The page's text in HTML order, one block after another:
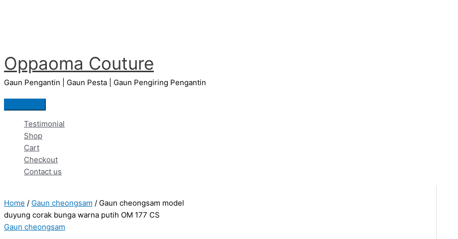
Oppaoma Couture
Gaun Pengantin | Gaun Pesta | Gaun Pengiring Pengantin
Main
Menu
Testimonial
Shop
Cart
Checkout
Contact us
Home / Gaun cheongsam / Gaun cheongsam model
duyung corak bunga warna putih OM 177 CS
Gaun cheongsam